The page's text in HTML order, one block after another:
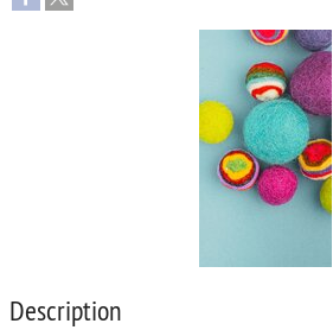
Face au deuil
Sortir en famille
Vie de couple
Aide aux parents
Description